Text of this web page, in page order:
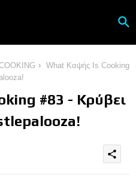
What Καψής Is Cooking
#83 - Κρύβει
share